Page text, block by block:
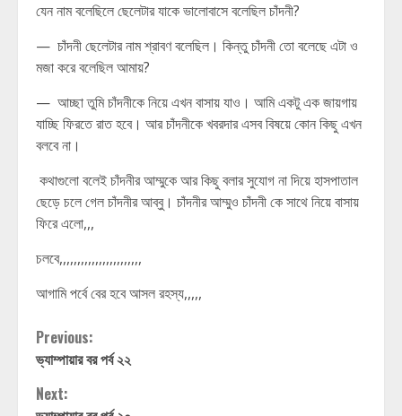
যেন নাম বলেছিলে ছেলেটার যাকে ভালোবাসে বলেছিল চাঁদনী?
— চাঁদনী ছেলেটার নাম শ্রাবণ বলেছিল। কিন্তু চাঁদনী তো বলেছে এটা ও
মজা করে বলেছিল আমায়?
— আচ্ছা তুমি চাঁদনীকে নিয়ে এখন বাসায় যাও। আমি একটু এক জায়গায়
যাচ্ছি ফিরতে রাত হবে। আর চাঁদনীকে খবরদার এসব বিষয়ে কোন কিছু এখন
বলবে না।
কথাগুলো বলেই চাঁদনীর আম্মুকে আর কিছু বলার সুযোগ না দিয়ে হাসপাতাল
ছেড়ে চলে গেল চাঁদনীর আব্বু। চাঁদনীর আম্মুও চাঁদনী কে সাথে নিয়ে বাসায়
ফিরে এলো,,,
চলবে,,,,,,,,,,,,,,,,,,,,,,,
আগামি পর্বে বের হবে আসল রহস্য,,,,,
Continue
Reading
Previous:
ভ্যাম্পায়ার বর পর্ব ২২
Next: